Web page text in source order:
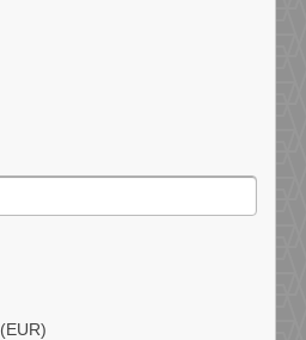
(EUR)